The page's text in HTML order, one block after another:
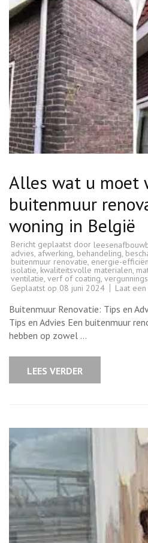
Alles wat u moet
buitenmuur
woning in België
Bericht geplaatst door
advies, afwerking, behandeling,
buitenmuur renovatie, energie-
isolatie, kwaliteitsvolle materialen,
ventilatie, verf of coating,
Geplaatst op 08 juni 2024 Laat
Buitenmuur Renovatie: Tips en
Tips en Advies Een buitenmuur
hebben op zowel …
LEES VERDER